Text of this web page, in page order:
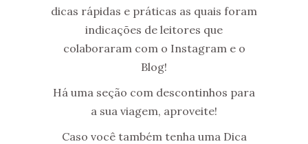
dicas rápidas e práticas as quais foram
indicações de leitores que
colaboraram com o Instagram e o
Blog!
Há uma seção com descontinhos para
a sua viagem, aproveite!
Caso você também tenha uma Dica